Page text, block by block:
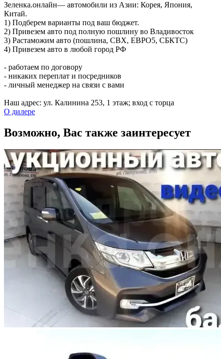
Зеленка.онлайн— автомобили из Азии: Корея, Япония,
Китай.
1) Подберем варианты под ваш бюджет.
2) Привезем авто под полную пошлину во Владивосток
3) Растаможим авто (пошлина, СВХ, ЕВРО5, CБКТС)
4) Привезем авто в любой город РФ
- работаем по договору
- никаких переплат и посредников
- личный менеджер на связи с вами
Наш адрес: ул. Калинина 253, ​1 этаж; вход с торца
О дилере
Возможно, Вас также заинтересует